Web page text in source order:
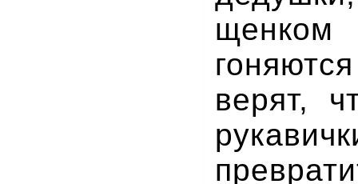
верят,